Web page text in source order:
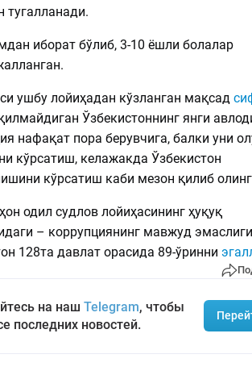
тугалланади.
иборат бўлиб, 3-10 ёшли болалар
ушбу лойиҳадан кўзланган мақсад
Ўзбекистоннинг янги
нафақат пора берувчига, балки уни
кўрсатиш, келажакда Ўзбекистон
кўрсатиш каби мезон қилиб
одил судлов лойиҳасининг ҳуқуқ
– коррупциянинг мавжуд эмаслиги
128та давлат орасида 89-ўринни
на наш Telegram, чтобы
последних новостей.